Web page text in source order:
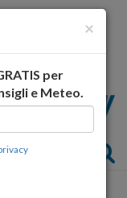
×
per
e Meteo.